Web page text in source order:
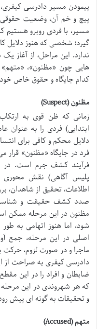
پیمودن مسیر دادرسی
پیچ و خم آن، وضعیت حقوقی
مسیر، با فردی روبرو هستیم
گیرد؛ شخصی که هنوز دلایل
ندارد. این مراحل، از آغاز
هایی چون «مظنون»،
کدام جایگاه و حقوق خاص خود
مظنون (Suspect)
زمانی که ظن قوی به
ابتدایی) فردی را به عنوان
دلایل محکم و کافی برای
فرد در جایگاه «مظنون» قرار
فرآیند کشف جرم است. در
پلیس آگاهی) نقش محوری
اطلاعات، تحقیق از
صدد کشف حقیقت و
مظنون در این مرحله ممکن
شود، اما هنوز اتهامی به
اصلی در این مرحله، جمع
ماجرا و در صورت لزوم،
دادرسی کیفری به صراحت از
ضابطان و افراد را در این
که هر شهروندی در این مرحله
و تحقیقات به گونه ای پیش
متهم (Accused)